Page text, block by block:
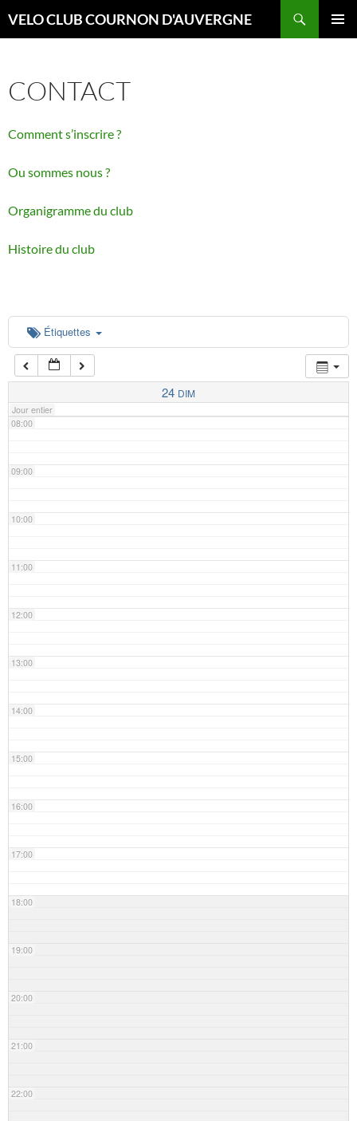
auVELO CLUB COURNON D'AUVERGNE
CONTACT
Comment s’inscrire ?
Ou sommes nous ?
Organigramme du club
Histoire du club
Étiquettes
24 DIM
Jour entier
00:00
01:00
02:00
06:00
07:00
08:00
09:00
10:00
11:00
12:00
13:00
14:00
15:00
16:00
17:00
18:00
19:00
20:00
21:00
22:00